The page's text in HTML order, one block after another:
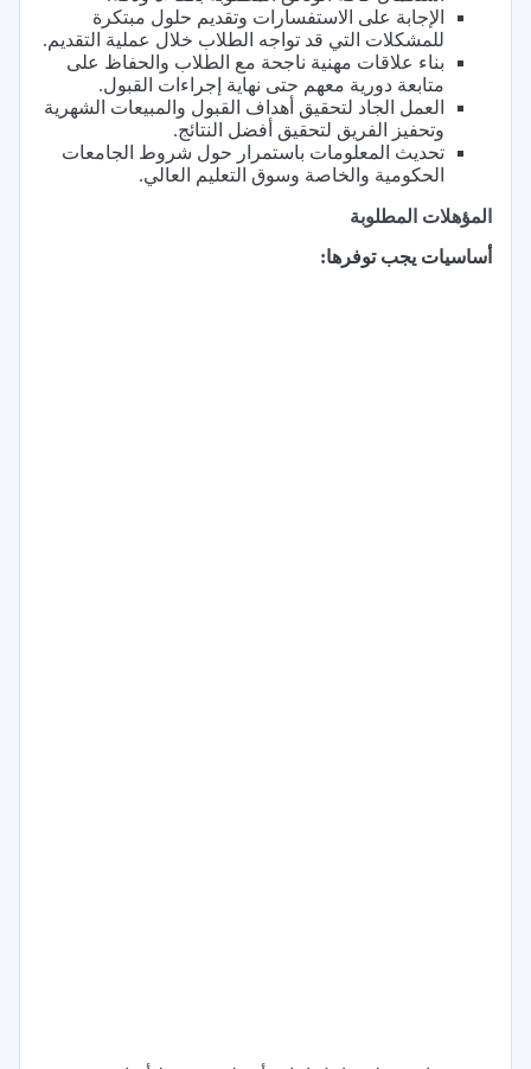
الإجابة على الاستفسارات وتقديم حلول مبتكرة
للمشكلات التي قد تواجه الطلاب خلال عملية التقديم.
بناء علاقات مهنية ناجحة مع الطلاب والحفاظ على
متابعة دورية معهم حتى نهاية إجراءات القبول.
العمل الجاد لتحقيق أهداف القبول والمبيعات الشهرية
وتحفيز الفريق لتحقيق أفضل النتائج.
تحديث المعلومات باستمرار حول شروط الجامعات
الحكومية والخاصة وسوق التعليم العالي.
المؤهلات المطلوبة
أساسيات يجب توفرها: